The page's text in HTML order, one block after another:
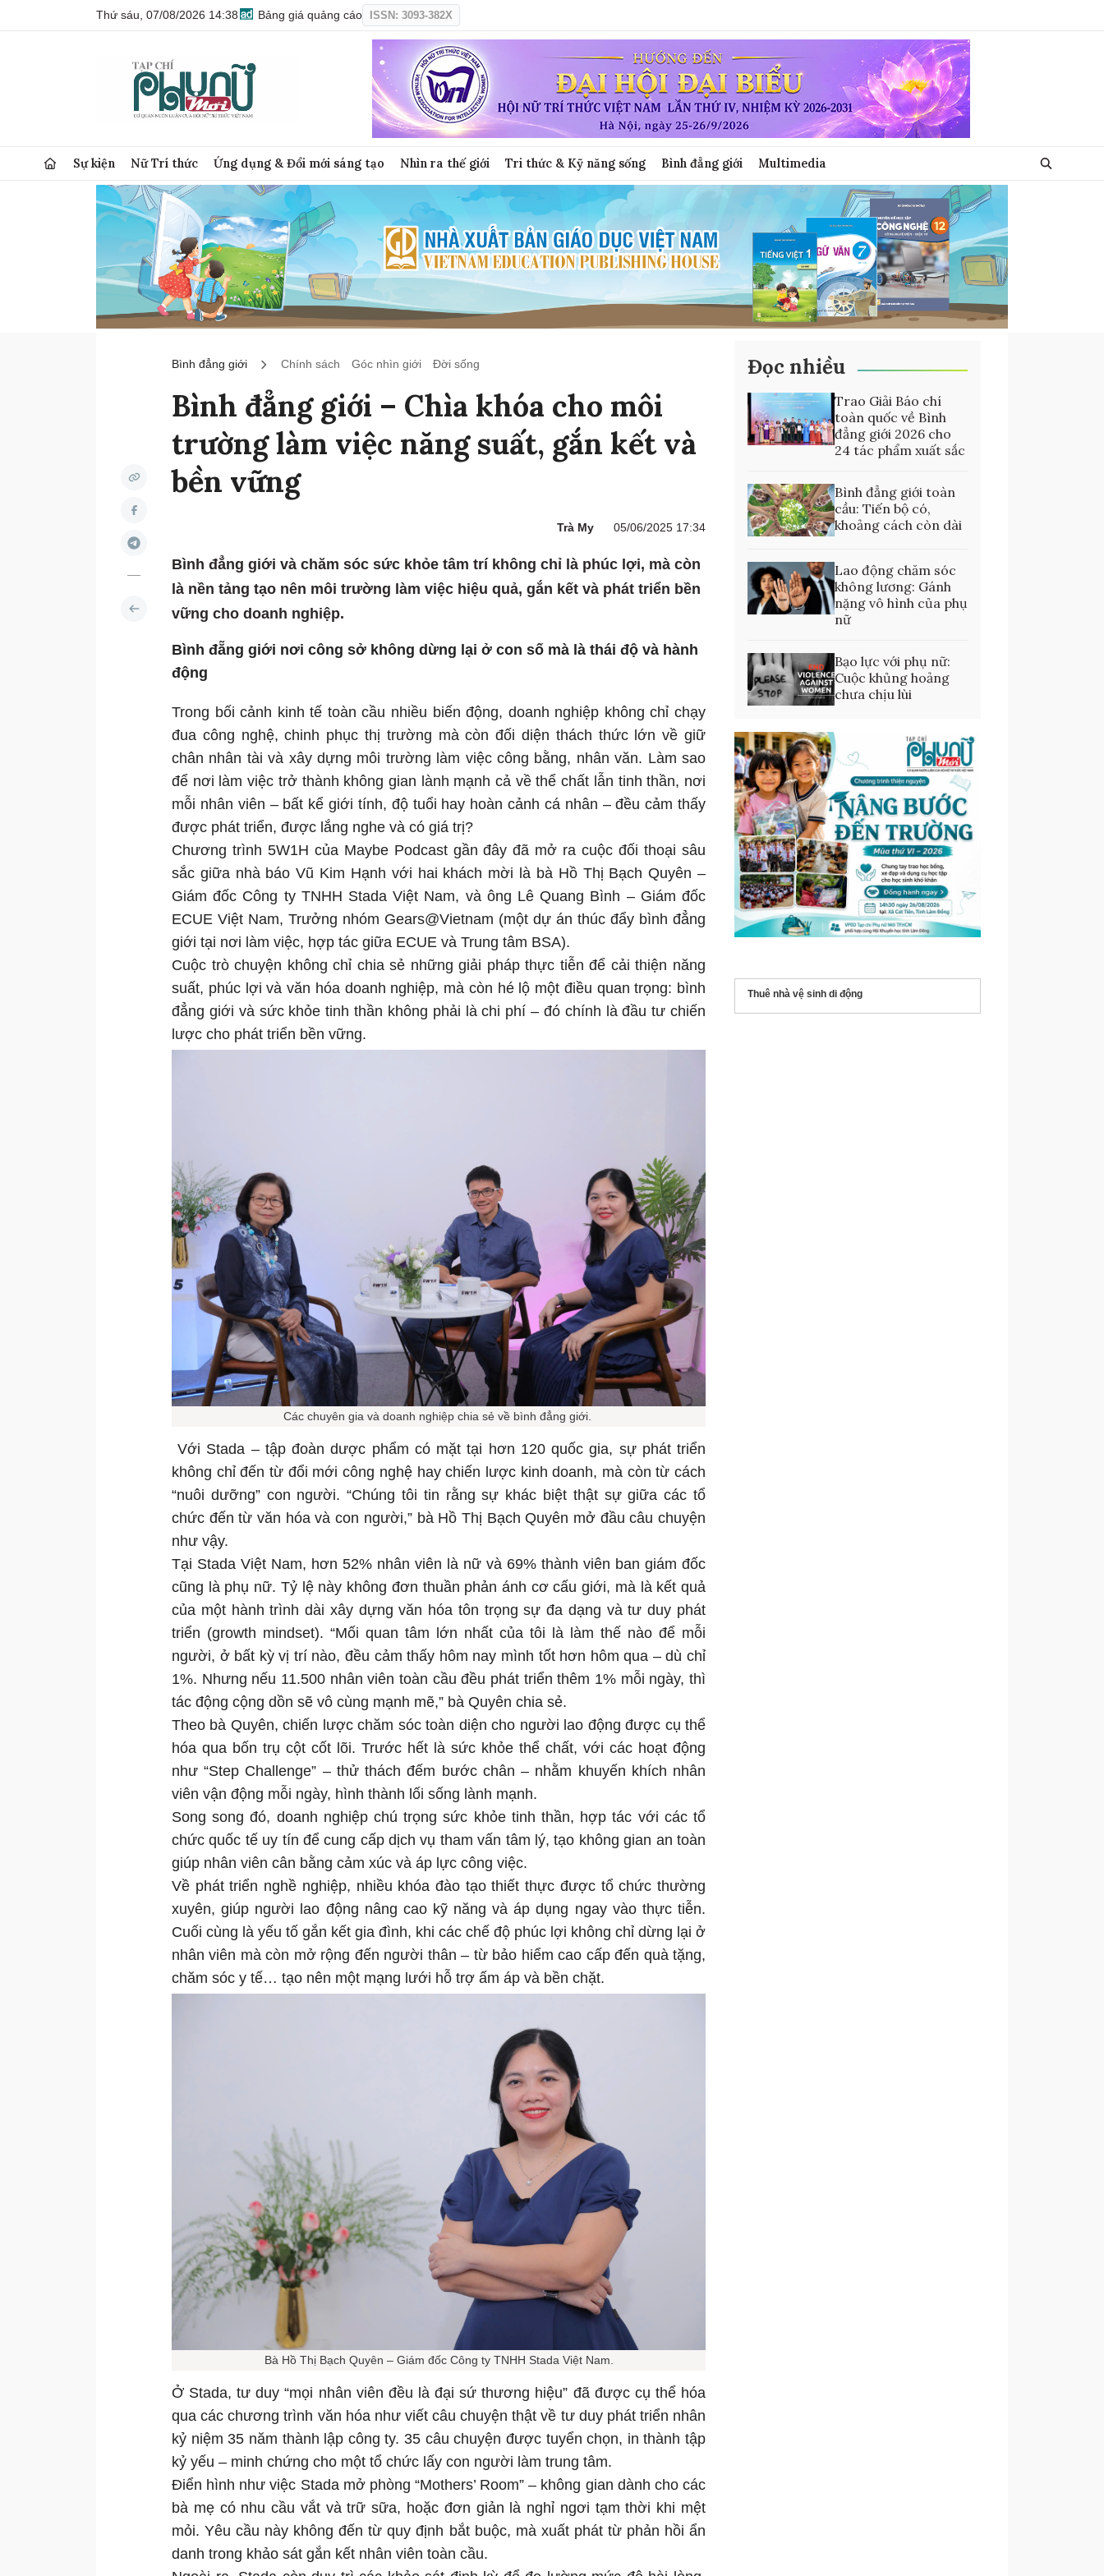
Thứ sáu, 07/08/2026 14:38 Bảng giá quảng cáo ISSN: 3093-382X
Sự kiện Nữ Trí thức Ứng dụng & Đổi mới sáng tạo Nhìn ra thế giới Tri thức & Kỹ năng sống Bình đẳng giới Multimedia
Bình đẳng giới Chính sách Góc nhìn giới Đời sống
Bình đẳng giới – Chìa khóa cho môi
trường làm việc năng suất, gắn kết và
bền vững
Trà My 05/06/2025 17:34
Bình đẳng giới và chăm sóc sức khỏe tâm trí không chỉ là phúc lợi, mà còn
là nền tảng tạo nên môi trường làm việc hiệu quả, gắn kết và phát triển bền
vững cho doanh nghiệp.
Bình đẵng giới nơi công sở không dừng lại ở con số mà là thái độ và hành
động
Trong bối cảnh kinh tế toàn cầu nhiều biến động, doanh nghiệp không chỉ chạy
đua công nghệ, chinh phục thị trường mà còn đối diện thách thức lớn về giữ
chân nhân tài và xây dựng môi trường làm việc công bằng, nhân văn. Làm sao
để nơi làm việc trở thành không gian lành mạnh cả về thể chất lẫn tinh thần, nơi
mỗi nhân viên – bất kể giới tính, độ tuổi hay hoàn cảnh cá nhân – đều cảm thấy
được phát triển, được lắng nghe và có giá trị?
Chương trình 5W1H của Maybe Podcast gần đây đã mở ra cuộc đối thoại sâu
sắc giữa nhà báo Vũ Kim Hạnh với hai khách mời là bà Hồ Thị Bạch Quyên –
Giám đốc Công ty TNHH Stada Việt Nam, và ông Lê Quang Bình – Giám đốc
ECUE Việt Nam, Trưởng nhóm Gears@Vietnam (một dự án thúc đẩy bình đẳng
giới tại nơi làm việc, hợp tác giữa ECUE và Trung tâm BSA).
Cuộc trò chuyện không chỉ chia sẻ những giải pháp thực tiễn để cải thiện năng
suất, phúc lợi và văn hóa doanh nghiệp, mà còn hé lộ một điều quan trọng: bình
đẳng giới và sức khỏe tinh thần không phải là chi phí – đó chính là đầu tư chiến
lược cho phát triển bền vững.
Các chuyên gia và doanh nghiệp chia sẻ về bình đẳng giới.
Với Stada – tập đoàn dược phẩm có mặt tại hơn 120 quốc gia, sự phát triển
không chỉ đến từ đổi mới công nghệ hay chiến lược kinh doanh, mà còn từ cách
“nuôi dưỡng” con người. “Chúng tôi tin rằng sự khác biệt thật sự giữa các tổ
chức đến từ văn hóa và con người,” bà Hồ Thị Bạch Quyên mở đầu câu chuyện
như vậy.
Tại Stada Việt Nam, hơn 52% nhân viên là nữ và 69% thành viên ban giám đốc
cũng là phụ nữ. Tỷ lệ này không đơn thuần phản ánh cơ cấu giới, mà là kết quả
của một hành trình dài xây dựng văn hóa tôn trọng sự đa dạng và tư duy phát
triển (growth mindset). “Mối quan tâm lớn nhất của tôi là làm thế nào để mỗi
người, ở bất kỳ vị trí nào, đều cảm thấy hôm nay mình tốt hơn hôm qua – dù chỉ
1%. Nhưng nếu 11.500 nhân viên toàn cầu đều phát triển thêm 1% mỗi ngày, thì
tác động cộng dồn sẽ vô cùng mạnh mẽ,” bà Quyên chia sẻ.
Theo bà Quyên, chiến lược chăm sóc toàn diện cho người lao động được cụ thể
hóa qua bốn trụ cột cốt lõi. Trước hết là sức khỏe thể chất, với các hoạt động
như “Step Challenge” – thử thách đếm bước chân – nhằm khuyến khích nhân
viên vận động mỗi ngày, hình thành lối sống lành mạnh.
Song song đó, doanh nghiệp chú trọng sức khỏe tinh thần, hợp tác với các tổ
chức quốc tế uy tín để cung cấp dịch vụ tham vấn tâm lý, tạo không gian an toàn
giúp nhân viên cân bằng cảm xúc và áp lực công việc.
Về phát triển nghề nghiệp, nhiều khóa đào tạo thiết thực được tổ chức thường
xuyên, giúp người lao động nâng cao kỹ năng và áp dụng ngay vào thực tiễn.
Cuối cùng là yếu tố gắn kết gia đình, khi các chế độ phúc lợi không chỉ dừng lại ở
nhân viên mà còn mở rộng đến người thân – từ bảo hiểm cao cấp đến quà tặng,
chăm sóc y tế… tạo nên một mạng lưới hỗ trợ ấm áp và bền chặt.
Bà Hồ Thị Bạch Quyên – Giám đốc Công ty TNHH Stada Việt Nam.
Ở Stada, tư duy “mọi nhân viên đều là đại sứ thương hiệu” đã được cụ thể hóa
qua các chương trình văn hóa như viết câu chuyện thật về tư duy phát triển nhân
kỷ niệm 35 năm thành lập công ty. 35 câu chuyện được tuyển chọn, in thành tập
kỷ yếu – minh chứng cho một tổ chức lấy con người làm trung tâm.
Điển hình như việc Stada mở phòng “Mothers’ Room” – không gian dành cho các
bà mẹ có nhu cầu vắt và trữ sữa, hoặc đơn giản là nghỉ ngơi tạm thời khi mệt
mỏi. Yêu cầu này không đến từ quy định bắt buộc, mà xuất phát từ phản hồi ẩn
danh trong khảo sát gắn kết nhân viên toàn cầu.
Đọc nhiều
Trao Giải Báo chí
toàn quốc về Bình
đẳng giới 2026 cho
24 tác phẩm xuất sắc
Bình đẳng giới toàn
cầu: Tiến bộ có,
khoảng cách còn dài
Lao động chăm sóc
không lương: Gánh
nặng vô hình của phụ
nữ
Bạo lực với phụ nữ:
Cuộc khủng hoảng
chưa chịu lùi
Thuê nhà vệ sinh di động